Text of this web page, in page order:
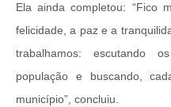
Ela ainda completou: “Fico
felicidade, a paz e a
trabalhamos: escutando
população e buscando,
município”, concluiu.